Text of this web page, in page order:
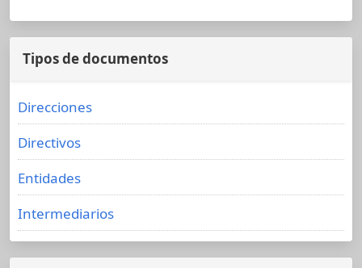
Tipos de documentos
Direcciones
Directivos
Entidades
Intermediarios